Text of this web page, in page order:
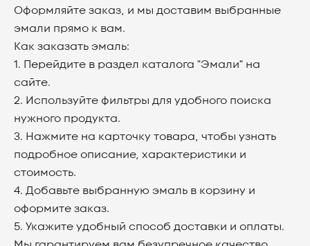
Оформляйте заказ, и мы доставим выбранные
эмали прямо к вам.
Как заказать эмаль:
1. Перейдите в раздел каталога "Эмали" на
сайте.
2. Используйте фильтры для удобного поиска
нужного продукта.
3. Нажмите на карточку товара, чтобы узнать
подробное описание, характеристики и
стоимость.
4. Добавьте выбранную эмаль в корзину и
оформите заказ.
5. Укажите удобный способ доставки и оплаты.